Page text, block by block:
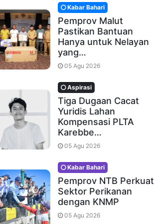
Kabar Bahari
Pemprov Malut
Pastikan Bantuan
Hanya untuk Nelayan
yang…
05 Agu 2026
Aspirasi
Tiga Dugaan Cacat
Yuridis Lahan
Kompensasi PLTA
Karebbe…
05 Agu 2026
Kabar Bahari
Pemprov NTB Perkuat
Sektor Perikanan
dengan KNMP
05 Agu 2026